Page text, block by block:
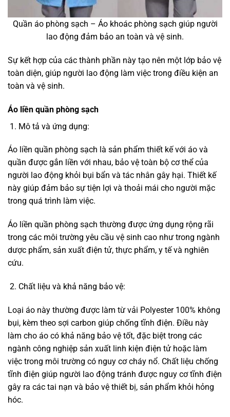
Quần áo phòng sạch – Áo khoác phòng sạch giúp người
lao động đảm bảo an toàn và vệ sinh.
Sự kết hợp của các thành phần này tạo nên một lớp bảo vệ
toàn diện, giúp người lao động làm việc trong điều kiện an
toàn và vệ sinh.
Áo liền quần phòng sạch
Mô tả và ứng dụng:
Áo liền quần phòng sạch là sản phẩm thiết kế với áo và
quần được gắn liền với nhau, bảo vệ toàn bộ cơ thể của
người lao động khỏi bụi bẩn và tác nhân gây hại. Thiết kế
này giúp đảm bảo sự tiện lợi và thoải mái cho người mặc
trong quá trình làm việc.
Áo liền quần phòng sạch thường được ứng dụng rộng rãi
trong các môi trường yêu cầu vệ sinh cao như trong ngành
dược phẩm, sản xuất điện tử, thực phẩm, y tế và nghiên
cứu.
Chất liệu và khả năng bảo vệ:
Loại áo này thường được làm từ vải Polyester 100% không
bụi, kèm theo sợi carbon giúp chống tĩnh điện. Điều này
làm cho áo có khả năng bảo vệ tốt, đặc biệt trong các
ngành công nghiệp sản xuất linh kiện điện tử hoặc làm
việc trong môi trường có nguy cơ cháy nổ. Chất liệu chống
tĩnh điện giúp người lao động tránh được nguy cơ tĩnh điện
gây ra các tai nạn và bảo vệ thiết bị, sản phẩm khỏi hỏng
hóc.